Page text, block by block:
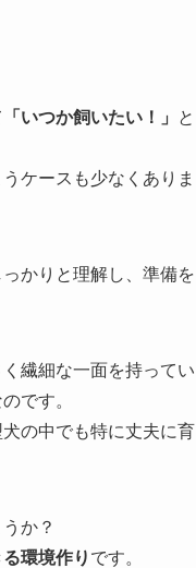
「いつか飼いたい！」
と
ケースも少なくありま
かりと理解し、準備を
繊細な一面を持ってい
です。
の中でも特に丈夫に育
か？
環境作り です。